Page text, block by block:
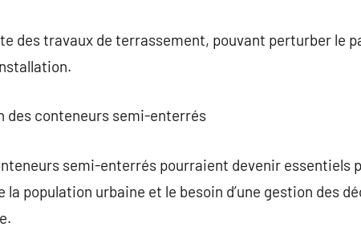
des travaux de terrassement, pouvant perturber le
des conteneurs semi-enterrés
semi-enterrés pourraient devenir essentiels
la population urbaine et le besoin d’une gestion des